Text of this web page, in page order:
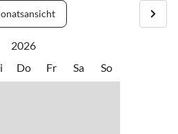
2026
Do Fr Sa So